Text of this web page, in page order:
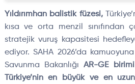
Yıldırımhan balistik füzesi,
kısa ve orta menzil sınıfından
stratejik vuruş kapasitesi
ediyor. SAHA 2026’da
Savunma BakanlığıAR-GE
Türkiye’nin en büyük ve en